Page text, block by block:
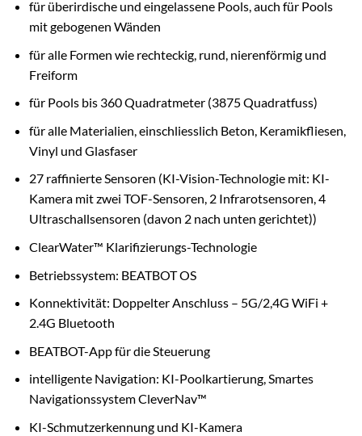
für überirdische und eingelassene Pools, auch für Pools
mit gebogenen Wänden
für alle Formen wie rechteckig, rund, nierenförmig und
Freiform
für Pools bis 360 Quadratmeter (3875 Quadratfuss)
für alle Materialien, einschliesslich Beton, Keramikfliesen,
Vinyl und Glasfaser
27 raffinierte Sensoren (KI-Vision-Technologie mit: KI-
Kamera mit zwei TOF-Sensoren, 2 Infrarotsensoren, 4
Ultraschallsensoren (davon 2 nach unten gerichtet))
ClearWater™ Klarifizierungs-Technologie
Betriebssystem: BEATBOT OS
Konnektivität: Doppelter Anschluss – 5G/2,4G WiFi +
2.4G Bluetooth
BEATBOT-App für die Steuerung
intelligente Navigation: KI-Poolkartierung, Smartes
Navigationssystem CleverNav™
KI-Schmutzerkennung und KI-Kamera